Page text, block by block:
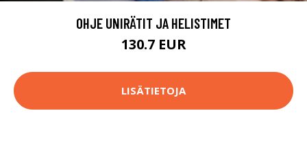
OHJE UNIRÄTIT JA HELISTIMET
130.7 EUR
LISÄTIETOJA